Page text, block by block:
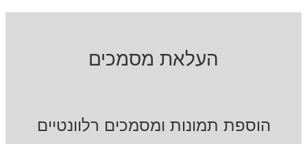
העלאת מסמכים
הוספת תמונות ומסמכים רלוונטיים